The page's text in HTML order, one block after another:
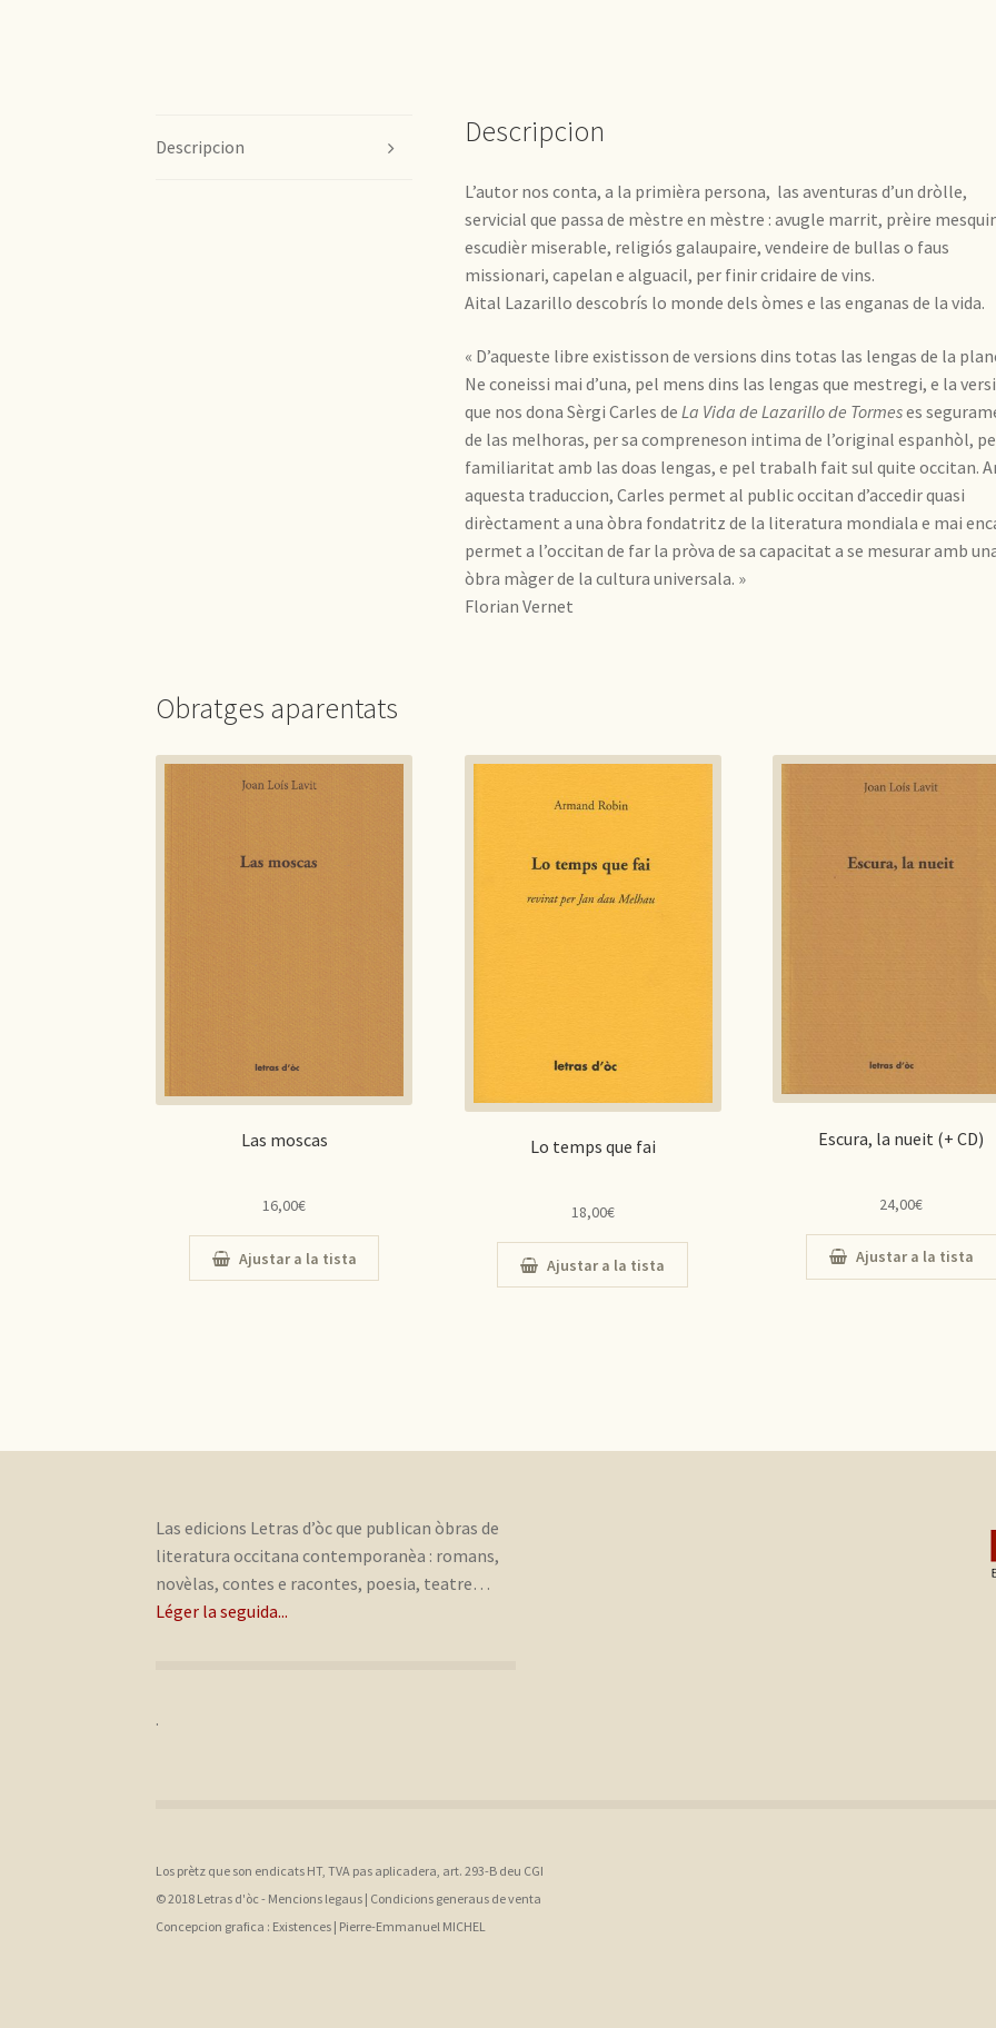
Descripcion Descripcion
L’autor nos conta, a la primièra persona, las aventuras d’un dròlle,
servicial que passa de mèstre en mèstre : avugle marrit, prèire
escudièr miserable, religiós galaupaire, vendeire de bullas o faus
missionari, capelan e alguacil, per finir cridaire de vins.
Aital Lazarillo descobrís lo monde dels òmes e las enganas de la vida.
« D’aqueste libre existisson de versions dins totas las lengas de la
Ne coneissi mai d’una, pel mens dins las lengas que mestregi, e la
que nos dona Sèrgi Carles de La Vida de Lazarillo de Tormeses
de las melhoras, per sa compreneson intima de l’original espanhòl,
familiaritat amb las doas lengas, e pel trabalh fait sul quite occitan.
aquesta traduccion, Carles permet al public occitan d’accedir quasi
dirèctament a una òbra fondatritz de la literatura mondiala e mai
permet a l’occitan de far la pròva de sa capacitat a se mesurar amb
òbra màger de la cultura universala. »
Florian Vernet
Obratges aparentats
Las moscas
16,00€
Ajustar a la tista
Lo temps que fai
18,00€
Ajustar a la tista
Escura, la nueit (+ CD)
24,00€
Ajustar a la tista
Las edicions Letras d’òc que publican òbras de
literatura occitana contemporanèa : romans,
novèlas, contes e racontes, poesia, teatre…
Léger la seguida...
.
Los prètz que son endicats HT, TVA pas aplicadera, art. 293-B deu CGI
© 2018 Letras d'òc - Mencions legaus | Condicions generaus de venta
Concepcion grafica : Existences | Pierre-Emmanuel MICHEL